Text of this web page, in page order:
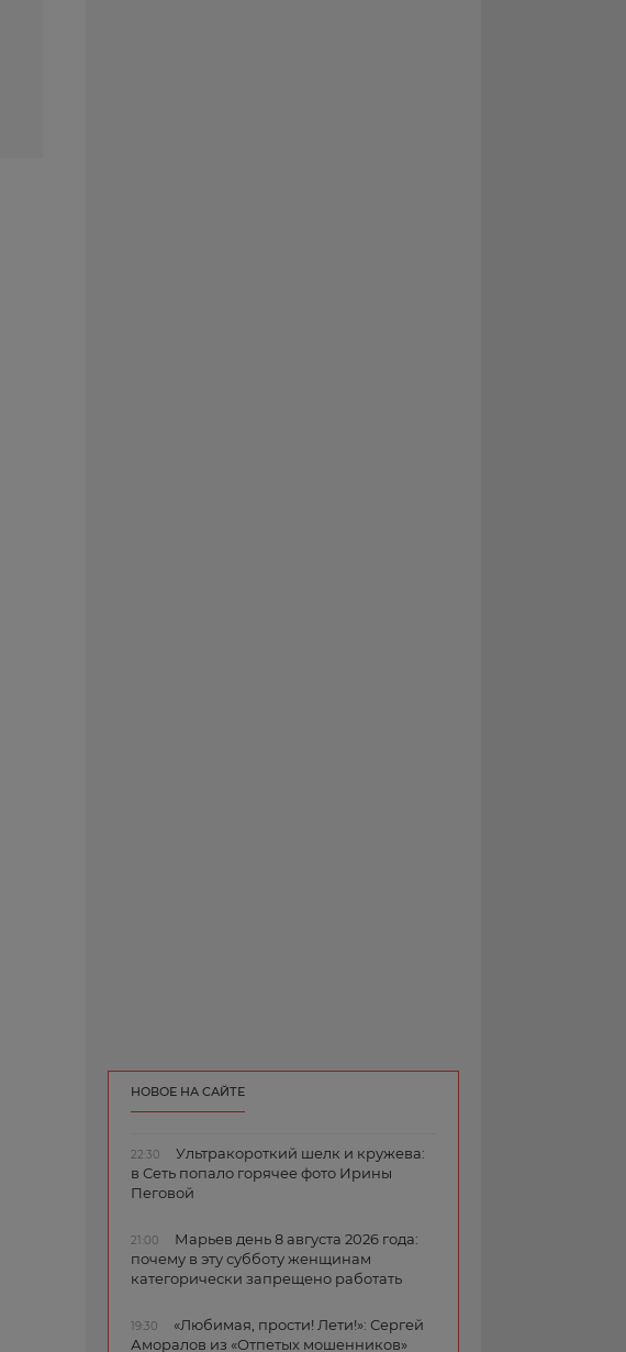
НОВОЕ НА САЙТЕ
22:30
Ультракороткий шелк и кружева:
в Сеть попало горячее фото Ирины
Пеговой
21:00
Марьев день 8 августа 2026 года:
почему в эту субботу женщинам
категорически запрещено работать
19:30
«Любимая, прости! Лети!»: Сергей
Аморалов из «Отпетых мошенников»